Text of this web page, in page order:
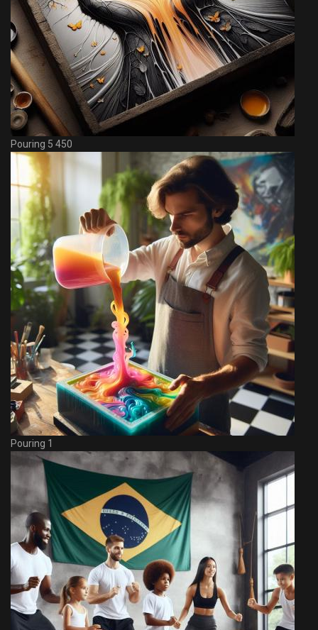
Pouring 5 450
Pouring 1